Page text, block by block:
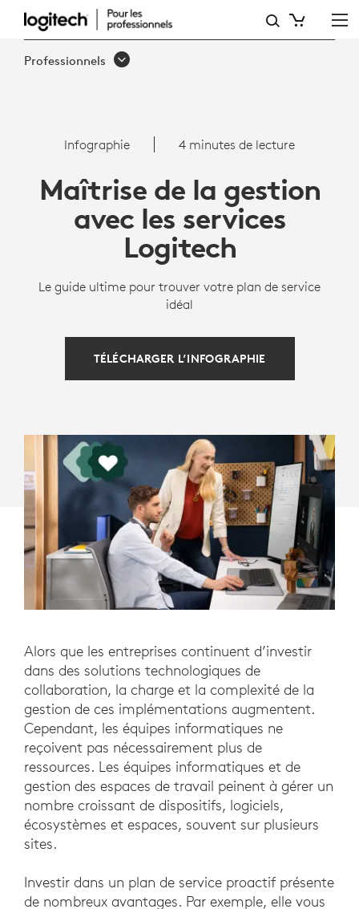
MAÎTRISE
DE
AVEC
LES
SERVICES
LOGITECH
Professionnels
Infographie 4 minutes de lecture
Maîtrise de la gestion
avec les services
Logitech
Le guide ultime pour trouver votre plan de service
idéal
TÉLÉCHARGER L’INFOGRAPHIE
Alors que les entreprises continuent d’investir
dans des solutions technologiques de
collaboration, la charge et la complexité de la
gestion de ces implémentations augmentent.
Cependant, les équipes informatiques ne
reçoivent pas nécessairement plus de
ressources. Les équipes informatiques et de
gestion des espaces de travail peinent à gérer un
nombre croissant de dispositifs, logiciels,
écosystèmes et espaces, souvent sur plusieurs
sites.
Investir dans un plan de service proactif présente
de nombreux avantages. Par exemple, elle vous